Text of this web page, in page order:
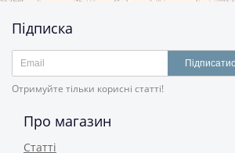
Підписка
Отримуйте тільки корисні статті!
Про магазин
Статті